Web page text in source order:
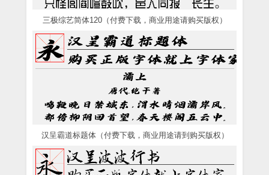
三极综艺简体120（付费下载，商业用途请购买版权）
汉呈霸道标题体（付费下载，商业用途请到购买版权）